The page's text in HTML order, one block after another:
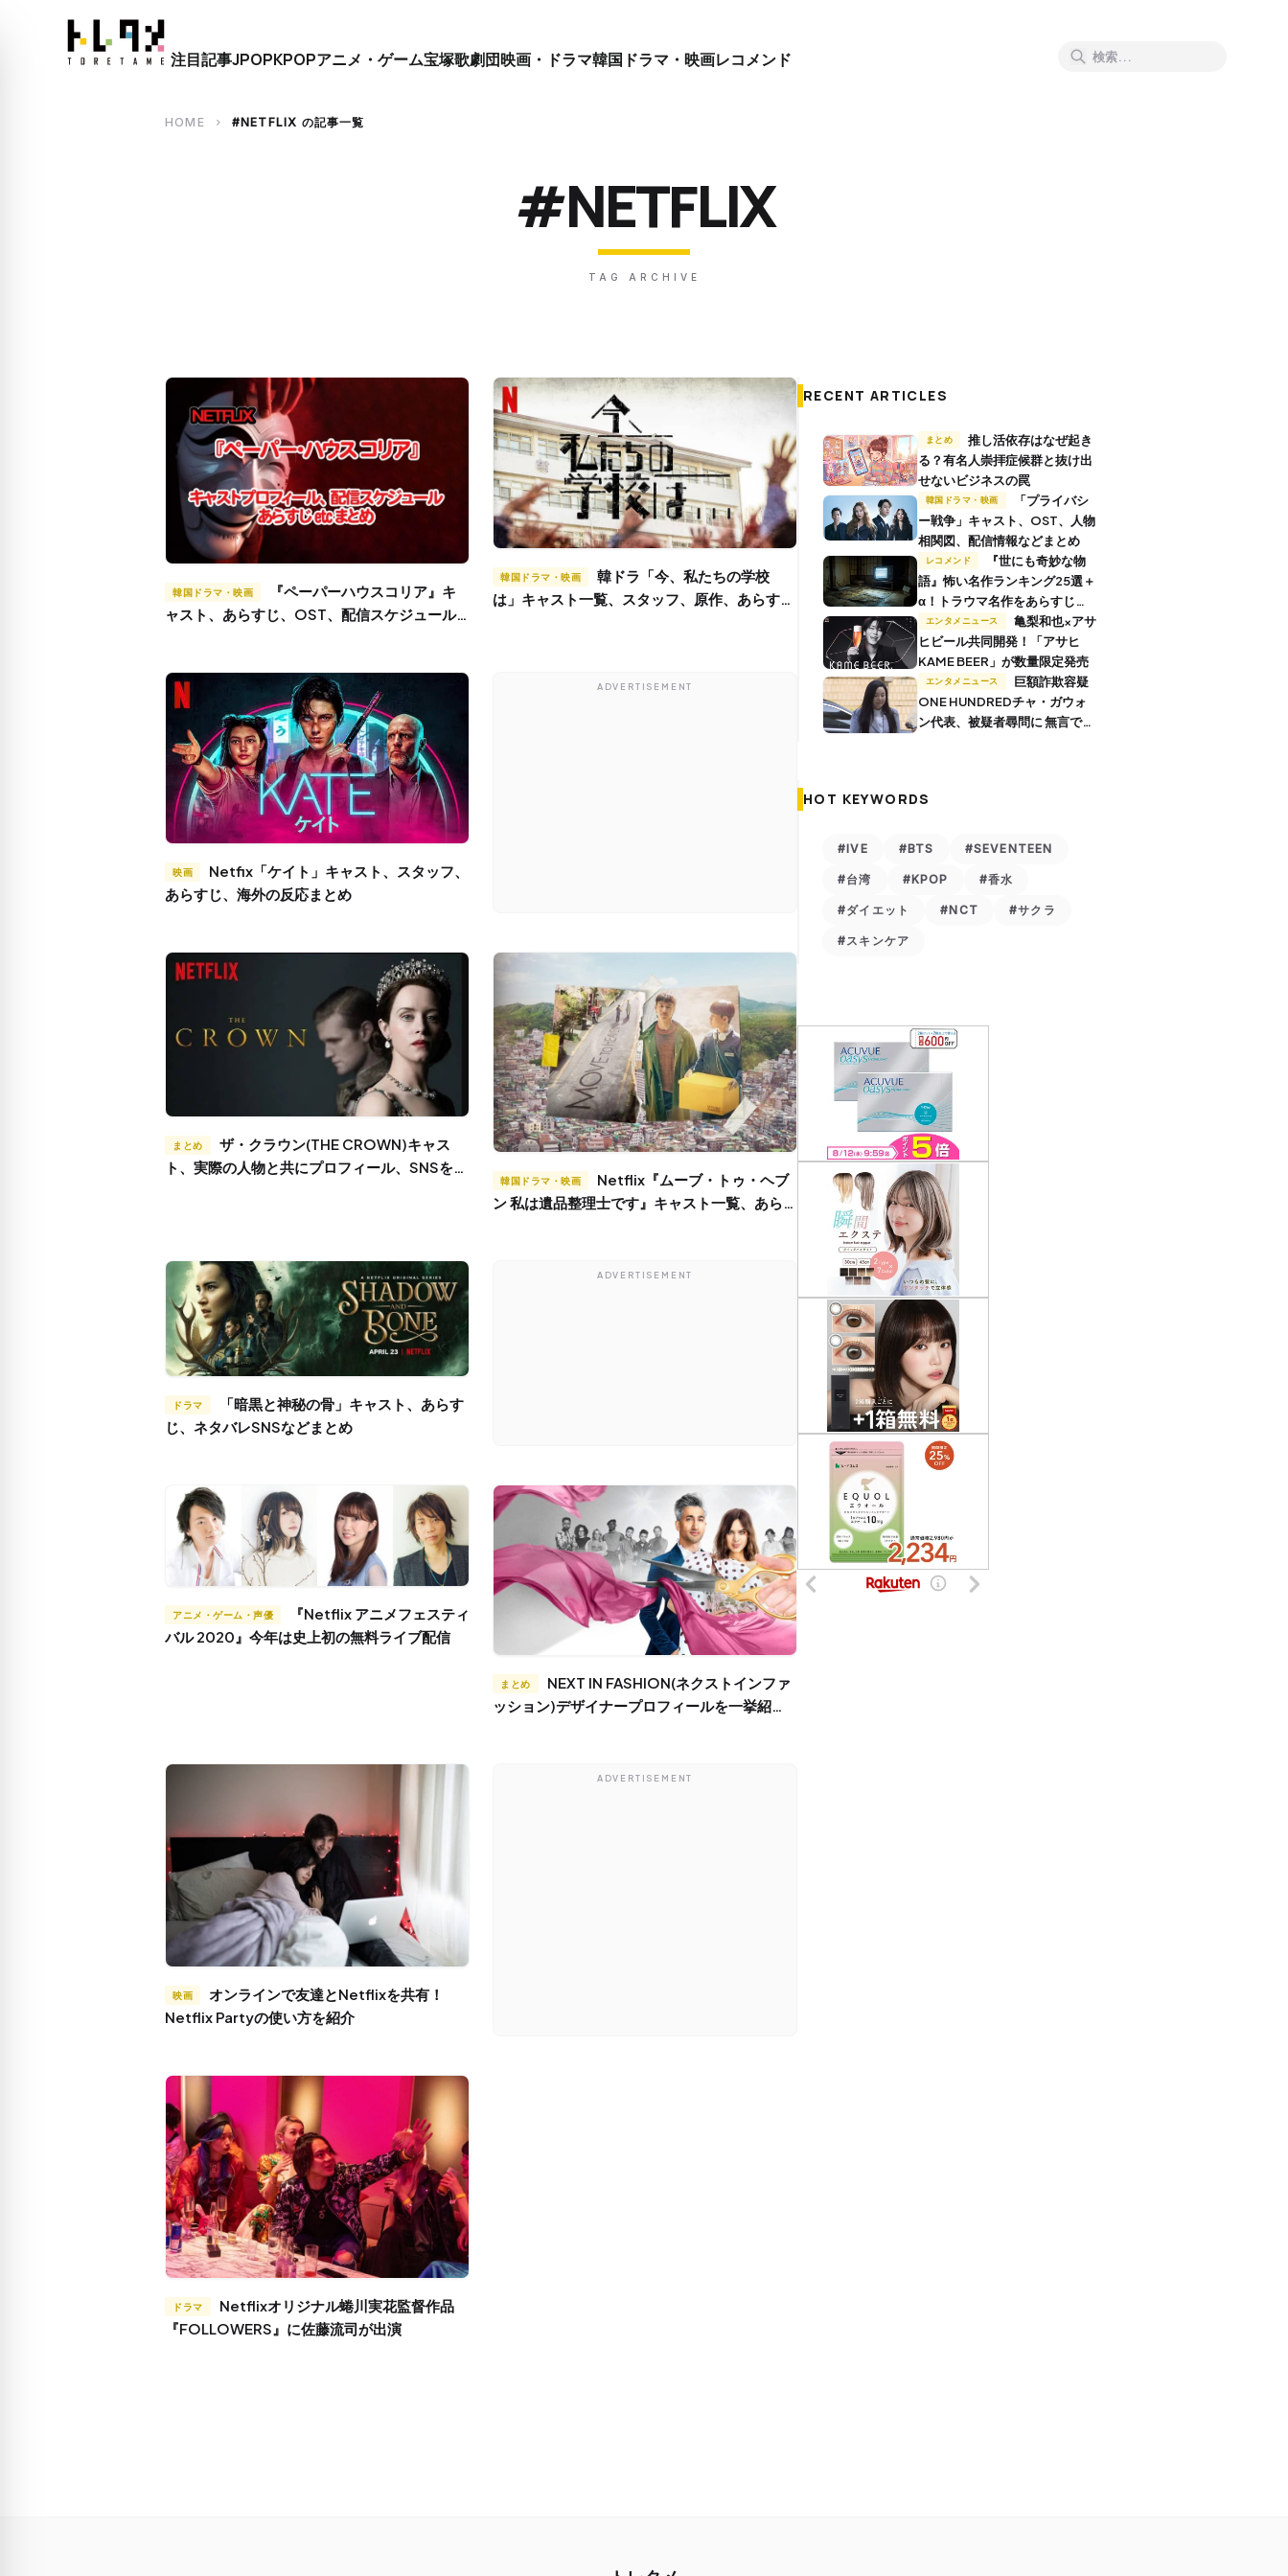
close
注目記事JPOPKPOPアニメ・ゲーム宝塚歌劇団映画・ドラマ韓国ドラマ・映画レコメンド
HOME chevron_right #NETFLIX の記事一覧
#NETFLIX
TAG ARCHIVE
韓国ドラマ・映画
ャスト、あらすじ、OST、配信スケジュール
韓国ドラマ・映画
は」キャスト一覧、スタッフ、原作、あらすじ
映画
あらすじ、海外の反応まとめ
ADVERTISEMENT
まとめ
ト、実際の人物と共にプロフィール、SNSを紹
韓国ドラマ・映画
ン 私は遺品整理士です』キャスト一覧、あらす
ドラマ
じ、ネタバレSNSなどまとめ
ADVERTISEMENT
アニメ・ゲーム・声優
バル 2020』今年は史上初の無料ライブ配信
まとめ
ッション)デザイナープロフィールを一挙紹
映画
Netflix Partyの使い方を紹介
ADVERTISEMENT
ドラマ
『FOLLOWERS』に佐藤流司が出演
RECENT ARTICLES
まとめ
推し活依存はなぜ起き
る？有名人崇拝症候群と抜け出
せないビジネスの罠
韓国ドラマ・映画
ー戦争」キャスト、OST、人物
相関図、配信情報などまとめ
レコメンド
語』怖い名作ランキング25選＋
α！トラウマ名作をあらすじ付
きで解説
エンタメニュース
ヒビール共同開発！「アサヒ
KAME BEER」が数量限定発売
エンタメニュース
ONE HUNDREDチャ・ガウォ
ン代表、被疑者尋問に 無言で退
HOT KEYWORDS
#IVE #BTS #SEVENTEEN
#台湾 #KPOP #香水
#ダイエット #NCT #サクラ
#スキンケア